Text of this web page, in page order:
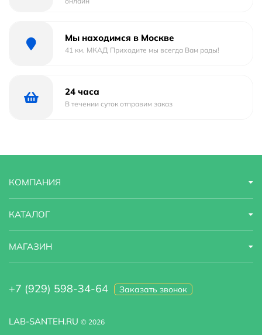
Душевая лейка : Есть в комплекте
Смеситель Есть
Гарантийный срок
Мы находимся в Москве
41 км. МКАД Приходите мы всегда Вам рады!
24 часа
В течении суток отправим заказ
LAB-SANTEH.RU © 2026
КОМПАНИЯ
КАТАЛОГ
МАГАЗИН
+7 (929) 598-34-64 Заказать звонок